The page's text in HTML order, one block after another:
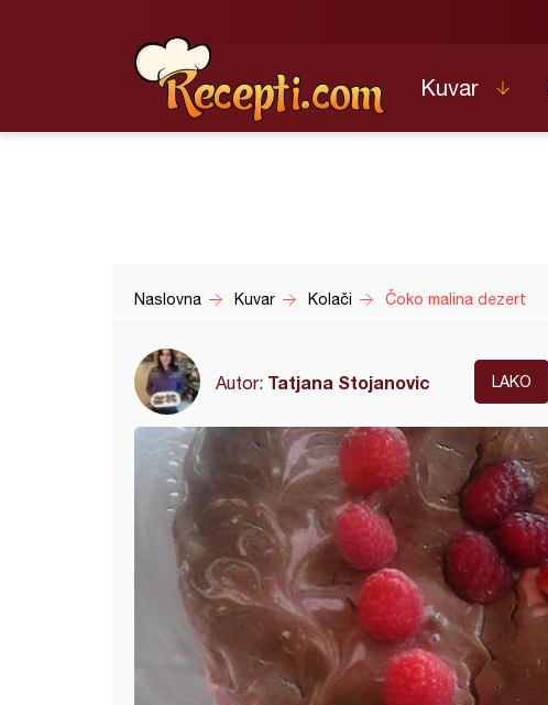
Kuvar
Naslovna Kuvar Kolači Čoko malina dezert
Autor: Tatjana Stojanovic LAKO